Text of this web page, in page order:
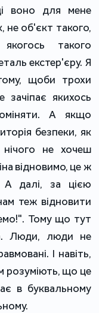
воно для мене
не об'єкт такого,
якогось такого
екстер'єру. Я
щоби трохи
якихось
А якщо
безпеки, як
не хочеш
відновимо, це ж
А далі, за цією
теж відновити
Тому що тут
Люди, люди не
І навіть,
розуміють, що це
в буквальному